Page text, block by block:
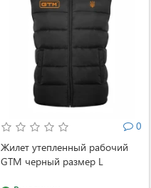
0
Жилет утепленный рабочий
GTM черный размер L